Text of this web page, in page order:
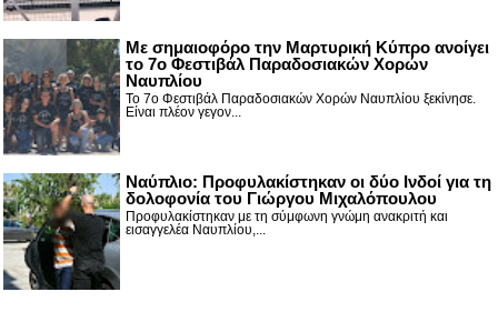
Με σημαιοφόρο την Μαρτυρική Κύπρο ανοίγει
το 7ο Φεστιβάλ Παραδοσιακών Χορών
Ναυπλίου
Το 7ο Φεστιβάλ Παραδοσιακών Χορών Ναυπλίου ξεκίνησε.
Είναι πλέον γεγον...
Ναύπλιο: Προφυλακίστηκαν οι δύο Ινδοί για τη
δολοφονία του Γιώργου Μιχαλόπουλου
Προφυλακίστηκαν με τη σύμφωνη γνώμη ανακριτή και
εισαγγελέα Ναυπλίου,...